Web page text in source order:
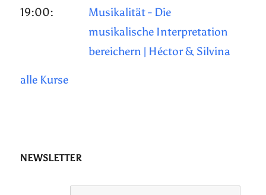
19:00:
Musikalität - Die
musikalische Interpretation
bereichern | Héctor & Silvina
alle Kurse
NEWSLETTER